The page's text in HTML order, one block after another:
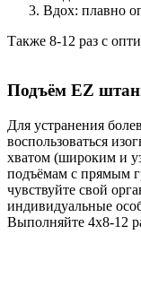
Вдох: плавно
Также 8-12 раз с
Подъём EZ
Для устранения
воспользоваться
хватом (широким и
подъёмам с прямым
чувствуйте свой
индивидуальные
Выполняйте 4х8-12